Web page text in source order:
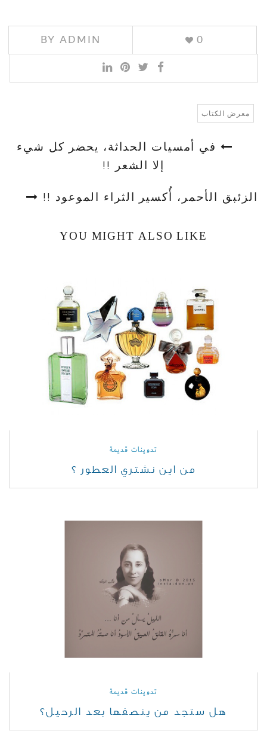
BYADMIN 0
معرض الكتاب
في أمسيات الحداثة، يحضر كل شيء
إلا الشعر !!
الزئبق الأحمر، أُكسير الثراء الموعود !!
YOU MIGHT ALSO LIKE
تدوينات قديمة
من اين نشتري العطور ؟
تدوينات قديمة
هل ستجد من ينصفها بعد الرحيل؟